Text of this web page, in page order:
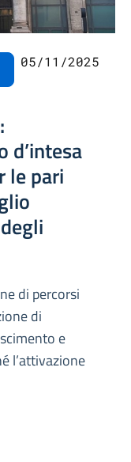
05/11/2025
d’intesa
le pari
di percorsi
di
e
l’attivazione